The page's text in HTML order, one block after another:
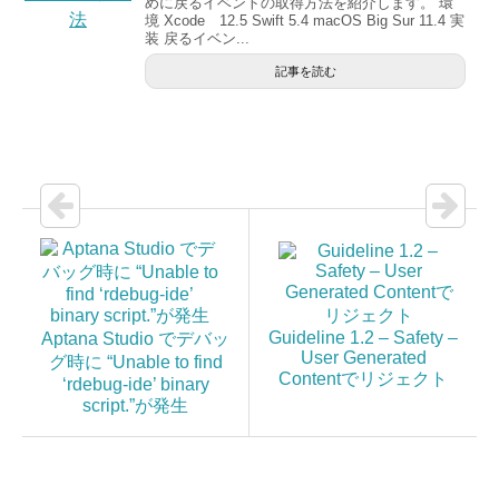
境 Xcode 12.5 Swift 5.4 macOS Big Sur 11.4 実
装 戻るイベン...
記事を読む
Aptana Studio でデバッ
グ時に “Unable to find
‘rdebug-ide’ binary
script.”が発生
Guideline 1.2 – Safety –
User Generated
Contentでリジェクト